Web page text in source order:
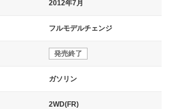
2012年7月
フルモデルチェンジ
発売終了
ガソリン
2WD(FR)